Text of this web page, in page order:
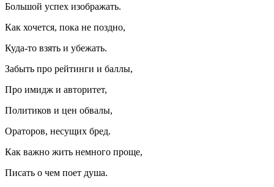
Большой успех изображать.
Как хочется, пока не поздно,
Куда-то взять и убежать.
Забыть про рейтинги и баллы,
Про имидж и авторитет,
Политиков и цен обвалы,
Ораторов, несущих бред.
Как важно жить немного проще,
Писать о чем поет душа.